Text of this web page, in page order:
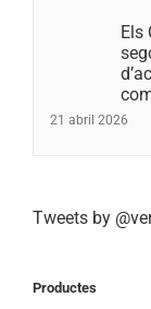
Els
21 abril 2026
Tweets by
Productes